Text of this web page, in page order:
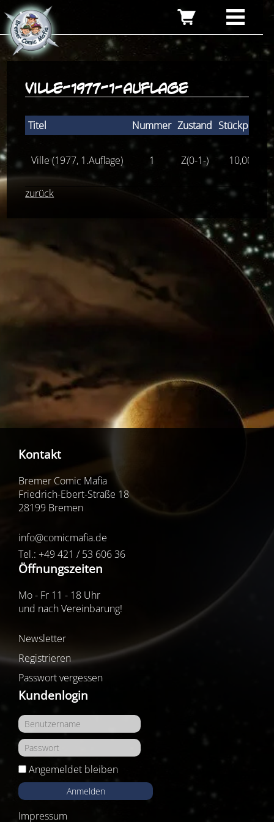
ville-1977-1-auflage
Titel Nummer Zustand Stückpreis
Ville (1977, 1.Auflage) 1 Z(0-1-) 10,00
zurück
Kontakt
Bremer Comic Mafia
Friedrich-Ebert-Straße 18
28199 Bremen
info@comicmafia.de
Tel.: +49 421 / 53 606 36
Öffnungszeiten
Mo - Fr 11 - 18 Uhr
und nach Vereinbarung!
Newsletter
Registrieren
Passwort vergessen
Kundenlogin
Angemeldet bleiben
Anmelden
Impressum